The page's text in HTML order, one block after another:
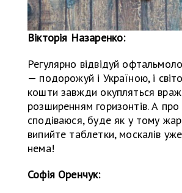
Вікторія Назаренко:
Регулярно відвідуй
— подорожуй і Україною, і
кошти завжди окупляться
розширенням горизонтів. А про
сподіваюся, буде як у тому
випийте таблетки, москалів
нема!
Софія Оренчук: